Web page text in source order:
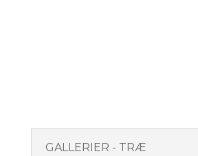
GALLERIER - TRÆ